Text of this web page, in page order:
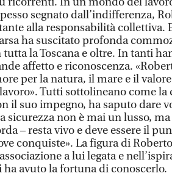
segnato dall’indifferenza,
alla responsabilità collettiva.
ha suscitato profonda
la Toscana e oltre. In tanti
affetto e riconoscenza.
per la natura, il mare e il
Tutti sottolineano come
il suo impegno, ha saputo dare
sicurezza non è mai un lusso,
– resta vivo e deve essere il
conquiste». La figura di
a lui legata e
ha avuto la fortuna di conoscerlo.